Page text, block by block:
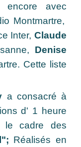
encore avec
Montmartre,
Inter, Claude
Denise
Cette liste
a consacré à
d' 1 heure
le cadre des
Réalisés en